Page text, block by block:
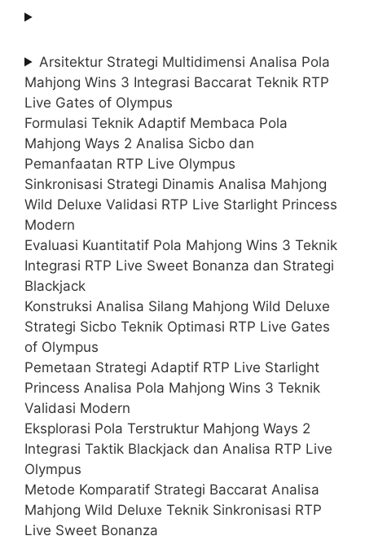
Arsitektur Strategi Multidimensi Analisa Pola
Mahjong Wins 3 Integrasi Baccarat Teknik RTP
Live Gates of Olympus
Formulasi Teknik Adaptif Membaca Pola
Mahjong Ways 2 Analisa Sicbo dan
Pemanfaatan RTP Live Olympus
Sinkronisasi Strategi Dinamis Analisa Mahjong
Wild Deluxe Validasi RTP Live Starlight Princess
Modern
Evaluasi Kuantitatif Pola Mahjong Wins 3 Teknik
Integrasi RTP Live Sweet Bonanza dan Strategi
Blackjack
Konstruksi Analisa Silang Mahjong Wild Deluxe
Strategi Sicbo Teknik Optimasi RTP Live Gates
of Olympus
Pemetaan Strategi Adaptif RTP Live Starlight
Princess Analisa Pola Mahjong Wins 3 Teknik
Validasi Modern
Eksplorasi Pola Terstruktur Mahjong Ways 2
Integrasi Taktik Blackjack dan Analisa RTP Live
Olympus
Metode Komparatif Strategi Baccarat Analisa
Mahjong Wild Deluxe Teknik Sinkronisasi RTP
Live Sweet Bonanza